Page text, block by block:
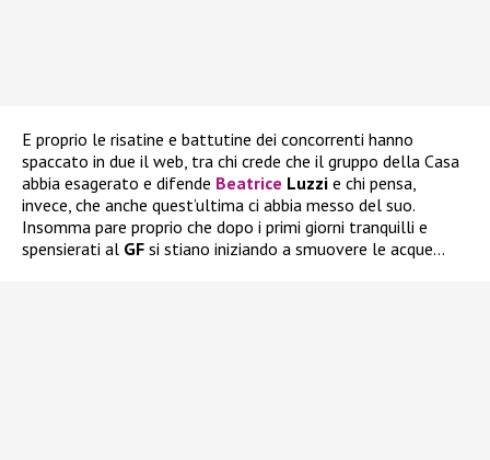
E proprio le risatine e battutine dei concorrenti hanno
spaccato in due il web, tra chi crede che il gruppo della Casa
abbia esagerato e difende Beatrice Luzzi e chi pensa,
invece, che anche quest’ultima ci abbia messo del suo.
Insomma pare proprio che dopo i primi giorni tranquilli e
spensierati al GF si stiano iniziando a smuovere le acque…